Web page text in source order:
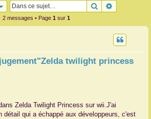
Rechercher
2 messages • Page 1 sur 1
twilight princess
Zelda Twilight Princess sur wii.J'ai
détail qui a échappé aux développeurs, c'est